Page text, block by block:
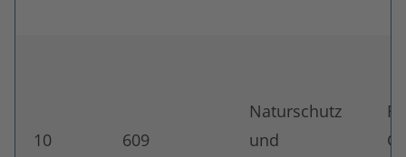
10 609
Naturschutz
und